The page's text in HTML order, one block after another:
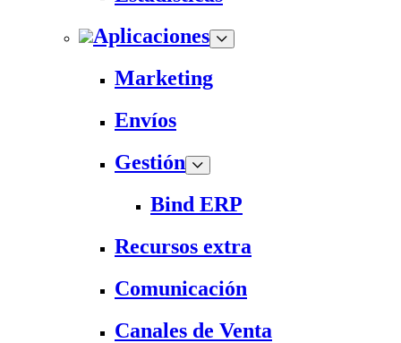
Aplicaciones
Marketing
Envíos
Gestión
Bind ERP
Recursos extra
Comunicación
Canales de Venta